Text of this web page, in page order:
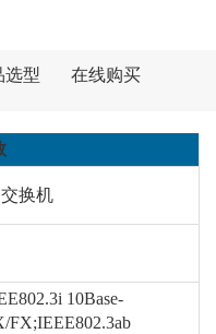
选型 在线购买
换机
10Base-
FX;IEEE802.3ab